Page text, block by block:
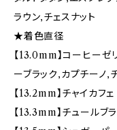
ラウン,チェスナット
★着色直径
【13.0mm】コーヒー
ーブラック,カプチーノ,
【13.2mm】チャイカフェ
【13.3mm】チュールブ